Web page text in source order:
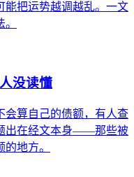
能把运势越调越乱。一文
没读懂
会算自己的债额，有人查
出在经文本身——那些被
地方。